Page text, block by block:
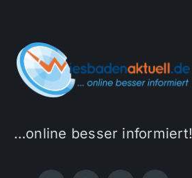
…online besser informiert!